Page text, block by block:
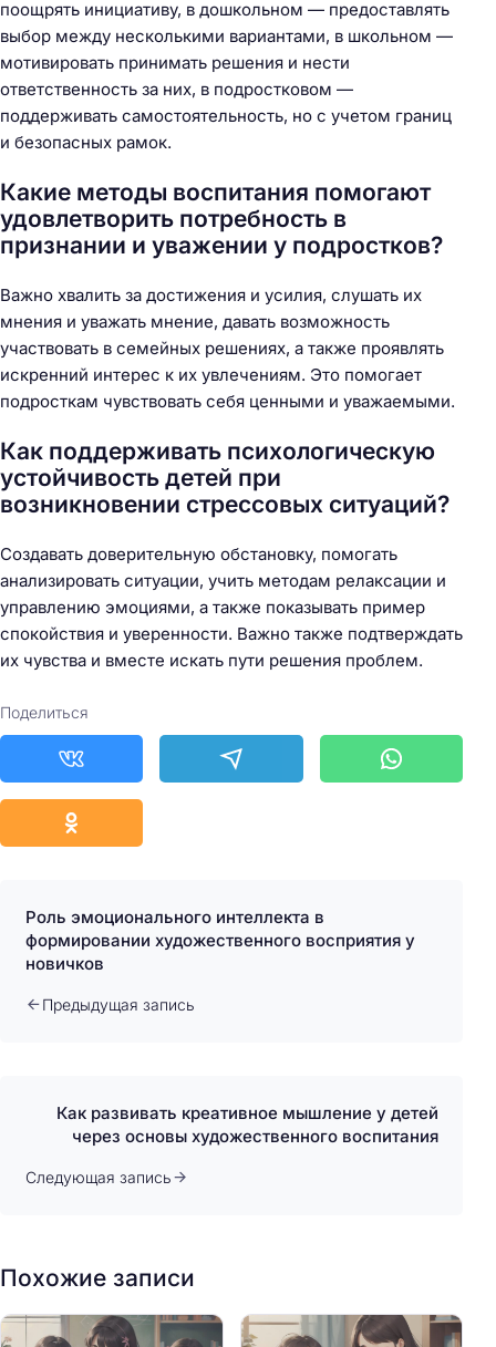
поощрять инициативу, в дошкольном — предоставлять
выбор между несколькими вариантами, в школьном —
мотивировать принимать решения и нести
ответственность за них, в подростковом —
поддерживать самостоятельность, но с учетом границ
и безопасных рамок.
Какие методы воспитания помогают
удовлетворить потребность в
признании и уважении у подростков?
Важно хвалить за достижения и усилия, слушать их
мнения и уважать мнение, давать возможность
участвовать в семейных решениях, а также проявлять
искренний интерес к их увлечениям. Это помогает
подросткам чувствовать себя ценными и уважаемыми.
Как поддерживать психологическую
устойчивость детей при
возникновении стрессовых ситуаций?
Создавать доверительную обстановку, помогать
анализировать ситуации, учить методам релаксации и
управлению эмоциями, а также показывать пример
спокойствия и уверенности. Важно также подтверждать
их чувства и вместе искать пути решения проблем.
Поделиться
Роль эмоционального интеллекта в
формировании художественного восприятия у
новичков
Предыдущая запись
Как развивать креативное мышление у детей
через основы художественного воспитания
Следующая запись
Похожие записи